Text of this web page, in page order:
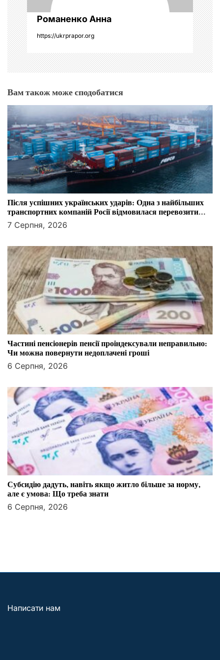
Романенко Анна
https://ukrprapor.org
Вам також може сподобатися
Після успішних українських ударів: Одна з найбільших
транспортних компаній Росії відмовилася перевозити
вантажі Чорним морем
7 Серпня, 2026
Частині пенсіонерів пенсії проіндексували неправильно:
Чи можна повернути недоплачені гроші
6 Серпня, 2026
Субсидію дадуть, навіть якщо житло більше за норму,
але є умова: Що треба знати
6 Серпня, 2026
Написати нам